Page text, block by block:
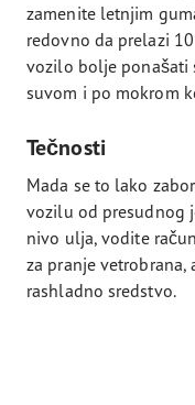
zamenite letnjim
redovno da prelazi
vozilo bolje ponašati
suvom i po mokrom
Tečnosti
Mada se to lako
vozilu od presudnog
nivo ulja, vodite
za pranje
rashladno sredstvo.